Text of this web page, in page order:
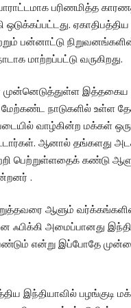
பரிணமித்த
ஏகாதிபத்திய
பன்னாட்டு
மாற்றப்பட்டு வருகிறது.
இத்தகைய
நாடுகளில் உள்ள
வாழ்கின்ற மக்கள்
ஆனால் தங்களது
பெற்றுள்ளதைக் கண்டு
.
ஆளும்
ஃபிக்கி அமைப்பானது
என்று இப்போதே
இந்தியாவில் பழங்குடி